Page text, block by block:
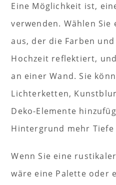
Eine Möglichkeit ist,
verwenden. Wählen
aus, der die Farben
Hochzeit reflektiert,
an einer Wand. Sie
Lichterketten,
Deko-Elemente
Hintergrund mehr Tiefe
Wenn Sie eine
wäre eine Palette oder